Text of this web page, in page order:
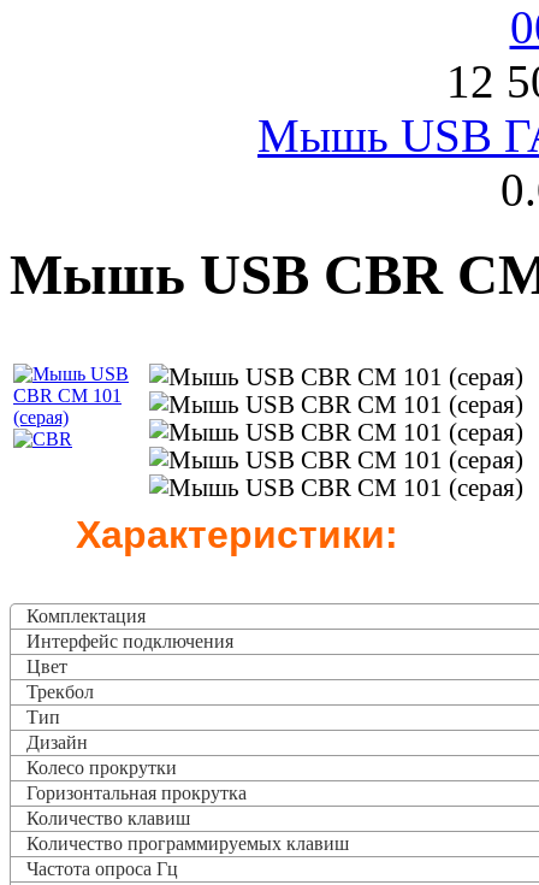
12
Мышь USB
Мышь USB CBR CM
Характеристики:
Комплектация
Интерфейс подключения
Цвет
Трекбол
Тип
Дизайн
Колесо прокрутки
Горизонтальная прокрутка
Количество клавиш
Количество программируемых клавиш
Частота опроса Гц